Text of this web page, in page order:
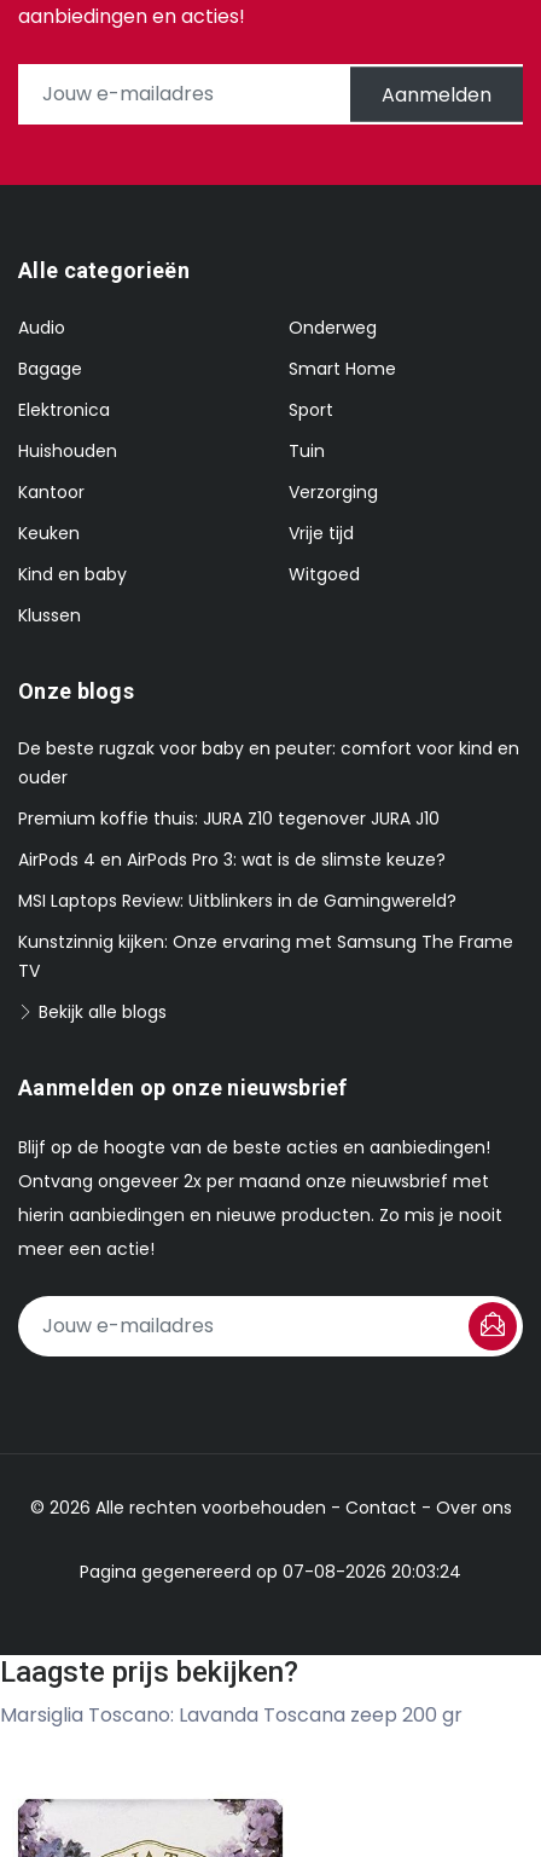
aanbiedingen en acties!
Aanmelden
Alle categorieën
Audio
Bagage
Elektronica
Huishouden
Kantoor
Keuken
Kind en baby
Klussen
Onderweg
Smart Home
Sport
Tuin
Verzorging
Vrije tijd
Witgoed
Onze blogs
De beste rugzak voor baby en peuter: comfort voor kind en
ouder
Premium koffie thuis: JURA Z10 tegenover JURA J10
AirPods 4 en AirPods Pro 3: wat is de slimste keuze?
MSI Laptops Review: Uitblinkers in de Gamingwereld?
Kunstzinnig kijken: Onze ervaring met Samsung The Frame
TV
Bekijk alle blogs
Aanmelden op onze nieuwsbrief
Blijf op de hoogte van de beste acties en aanbiedingen!
Ontvang ongeveer 2x per maand onze nieuwsbrief met
hierin aanbiedingen en nieuwe producten. Zo mis je nooit
meer een actie!
© 2026 Alle rechten voorbehouden - Contact - Over ons
Pagina gegenereerd op 07-08-2026 20:03:24
Laagste prijs bekijken?
Marsiglia Toscano: Lavanda Toscana zeep 200 gr